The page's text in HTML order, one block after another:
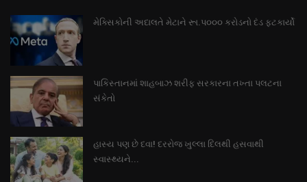
મેક્સિકોની અદાલતે મેટાને રૂા.પ૦૦૦ કરોડનો દંડ ફટકાર્યો
પાકિસ્તાનમાં શાહબાઝ શરીફ સરકારના તખ્તા પલટના
સંકેતો
હાસ્ય પણ છે દવા! દરરોજ ખુલ્લા દિલથી હસવાથી
સ્વાસ્થ્યને...